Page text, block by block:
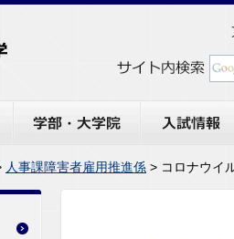
人事課障害者雇用推進係 > コロナウイ